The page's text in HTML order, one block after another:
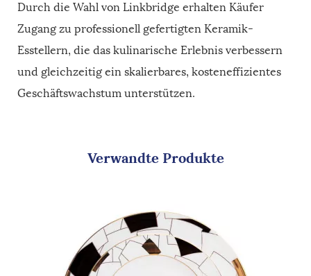
Durch die Wahl von Linkbridge erhalten Käufer
Zugang zu professionell gefertigten Keramik-
Esstellern, die das kulinarische Erlebnis verbessern
und gleichzeitig ein skalierbares, kosteneffizientes
Geschäftswachstum unterstützen.
Verwandte Produkte